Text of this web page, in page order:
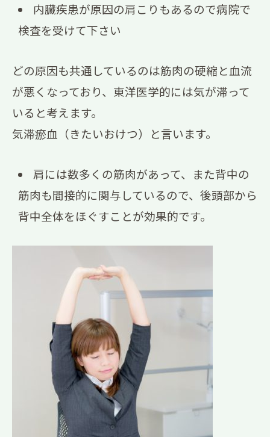
内臓疾患が原因の肩こりもあるので病院で
検査を受けて下さい
どの原因も共通しているのは筋肉の硬縮と血流
が悪くなっており、東洋医学的には気が滞って
いると考えます。
気滞瘀血（きたいおけつ）と言います。
肩には数多くの筋肉があって、また背中の
筋肉も間接的に関与しているので、後頭部から
背中全体をほぐすことが効果的です。